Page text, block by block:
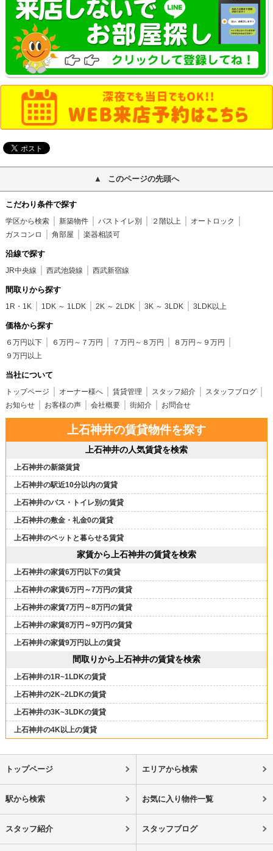
このページの先頭へ
こだわり条件で探す
学区から検索 新築物件 バストイレ別 ２階以上
オートロック
ガスコンロ
角部屋 楽器相談可
沿線で探す
JR中央線 西武池袋線 西武新宿線
間取りから探す
1R・1K 1DK ～ 1LDK 2K ～ 2LDK 3K ～ 3LDK 3LDK以上
価格から探す
６万円以下 ６万円～７万円 ７万円～８万円
８万円～９万円
９万円以上
当社について
トップページ オーナー様へ 賃貸管理 スタッフ紹介
スタッフブログ
お知らせ
お客様の声 会社概要 街紹介 お問合せ
上石神井の賃貸物件を探す
上石神井の人気賃貸を検索
上石神井の新築賃貸
上石神井の駅近10分以内の賃貸
上石神井のバス・トイレ別の賃貸
上石神井の敷金・礼金0の賃貸
上石神井のペットと暮らせる賃貸
家賃から上石神井の賃貸を検索
上石神井の家賃6万円以下の賃貸
上石神井の家賃6万円～7万円の賃貸
上石神井の家賃7万円～8万円の賃貸
上石神井の家賃8万円～9万円の賃貸
上石神井の家賃9万円以上の賃貸
間取りから上石神井の賃貸を検索
上石神井の1R~1LDKの賃貸
上石神井の2K~2LDKの賃貸
上石神井の3K~3LDKの賃貸
上石神井の4K以上の賃貸
トップページ エリアから検索
駅から検索 お気に入り物件一覧
スタッフ紹介 スタッフブログ